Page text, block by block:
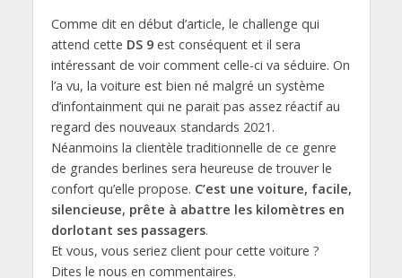
Comme dit en début d’article, le challenge qui
attend cette DS 9est conséquent et il sera
intéressant de voir comment celle-ci va séduire. On
l’a vu, la voiture est bien né malgré un système
d’infontainment qui ne parait pas assez réactif au
regard des nouveaux standards 2021.
Néanmoins la clientèle traditionnelle de ce genre
de grandes berlines sera heureuse de trouver le
confort qu’elle propose. C’est une voiture, facile,
silencieuse, prête à abattre les kilomètres en
dorlotant ses passagers.
Et vous, vous seriez client pour cette voiture ?
Dites le nous en commentaires.